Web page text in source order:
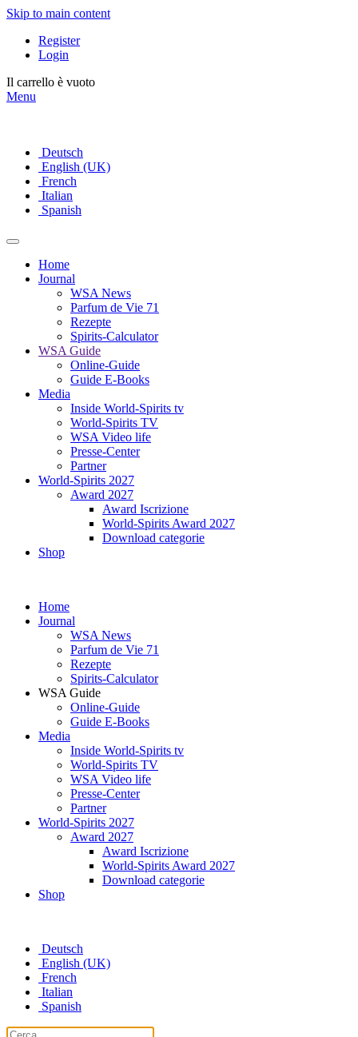
Skip to main content
Register
Login
Il carrello è vuoto
Menu
Deutsch
English (UK)
French
Italian
Spanish
Home
Journal
WSA News
Parfum de Vie 71
Rezepte
Spirits-Calculator
WSA Guide
Online-Guide
Guide E-Books
Media
Inside World-Spirits tv
World-Spirits TV
WSA Video life
Presse-Center
Partner
World-Spirits 2027
Award 2027
Award Iscrizione
World-Spirits Award 2027
Download categorie
Shop
Home
Journal
WSA News
Parfum de Vie 71
Rezepte
Spirits-Calculator
WSA Guide
Online-Guide
Guide E-Books
Media
Inside World-Spirits tv
World-Spirits TV
WSA Video life
Presse-Center
Partner
World-Spirits 2027
Award 2027
Award Iscrizione
World-Spirits Award 2027
Download categorie
Shop
Deutsch
English (UK)
French
Italian
Spanish